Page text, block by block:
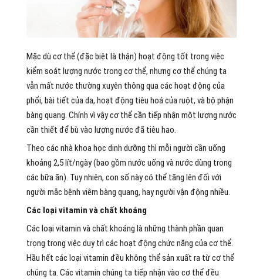
Mặc dù cơ thể (đặc biệt là thận) hoạt động tốt trong việc
kiểm soát lượng nước trong cơ thể, nhưng cơ thể chúng ta
vẫn mất nước thường xuyên thông qua các hoạt động của
phổi, bài tiết của da, hoạt động tiêu hoá của ruột, và bộ phận
bàng quang. Chính vì vậy cơ thể cần tiếp nhận một lượng nước
cần thiết để bù vào lượng nước đã tiêu hao.
Theo các nhà khoa học dinh dưỡng thì mỗi người cần uống
khoảng 2,5 lít/ngày (bao gồm nước uống và nước dùng trong
các bữa ăn). Tuy nhiên, con số này có thể tăng lên đối với
người mắc bệnh viêm bàng quang, hay người vận động nhiều.
Các loại vitamin và chất khoáng
Các loại vitamin và chất khoáng là những thành phần quan
trọng trong việc duy trì các hoạt động chức năng của cơ thể.
Hầu hết các loại vitamin đều không thể sản xuất ra từ cơ thể
chúng ta. Các vitamin chúng ta tiếp nhận vào cơ thể đều